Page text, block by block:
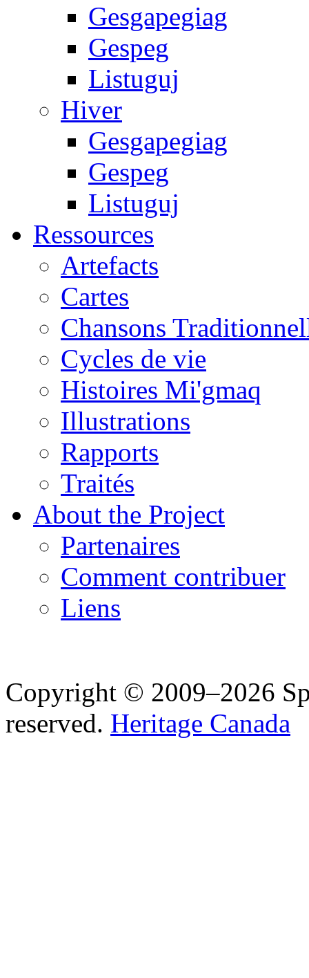
Gesgapegiag
Gespeg
Listuguj
Hiver
Gesgapegiag
Gespeg
Listuguj
Ressources
Artefacts
Cartes
Chansons
Cycles de vie
Histoires Mi'gmaq
Illustrations
Rapports
Traités
About the Project
Partenaires
Comment contribuer
Liens
Copyright © 2009–2026
reserved. Heritage Canada